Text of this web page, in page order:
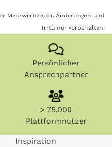
Mehrwertsteuer. Änderungen und
Irrtümer vorbehalten!
Persönlicher
Ansprechpartner
> 75.000
Plattformnutzer
Inspiration